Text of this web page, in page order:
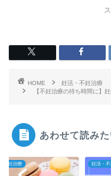
HOME
妊活・不妊治療
【不妊治療の待ち時間に】
あわせて読み
妊活・不妊治療